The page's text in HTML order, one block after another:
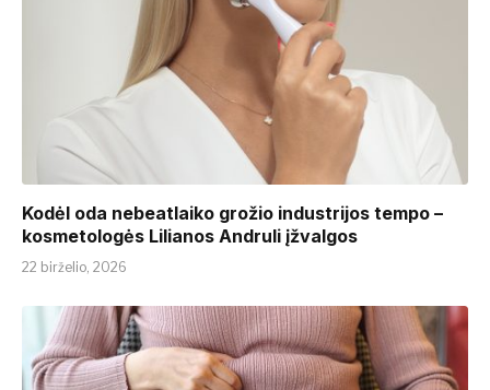
Kodėl oda nebeatlaiko grožio industrijos tempo –
kosmetologės Lilianos Andruli įžvalgos
22 birželio, 2026